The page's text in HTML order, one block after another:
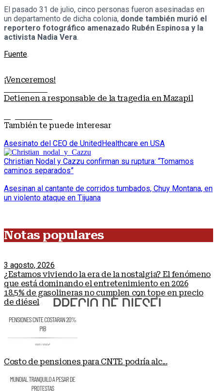
El pasado 31 de julio, cinco personas fueron asesinadas en
un departamento de dicha colonia, donde también murió el
reportero fotográfico amenazado Rubén Espinosa y la
activista Nadia Vera.
Fuente.
¡Venceremos!
Detienen a responsable de la tragedia en Mazapil
También te puede interesar
Asesinato del CEO de UnitedHealthcare en USA
Christian Nodal y Cazzu confirman su ruptura: “Tomamos
caminos separados”
Asesinan al cantante de corridos tumbados, Chuy Montana, en
un violento ataque en Tijuana
Notas populares
3 agosto, 2026
¿Estamos viviendo la era de la nostalgia? El fenómeno
que está dominando el entretenimiento en 2026
18.5% de gasolineras no cumplen con tope en precio
de diésel
Costo de pensiones para CNTE podría alc...